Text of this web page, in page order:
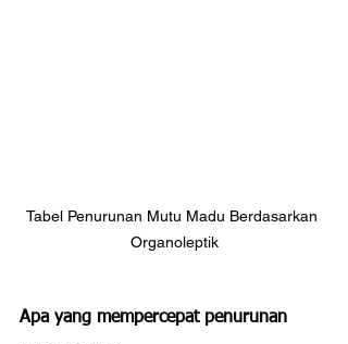
Tabel Penurunan Mutu Madu Berdasarkan
Organoleptik
Apa yang mempercepat penurunan